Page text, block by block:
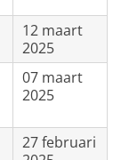
12 maart
2025
07 maart
2025
27 februari